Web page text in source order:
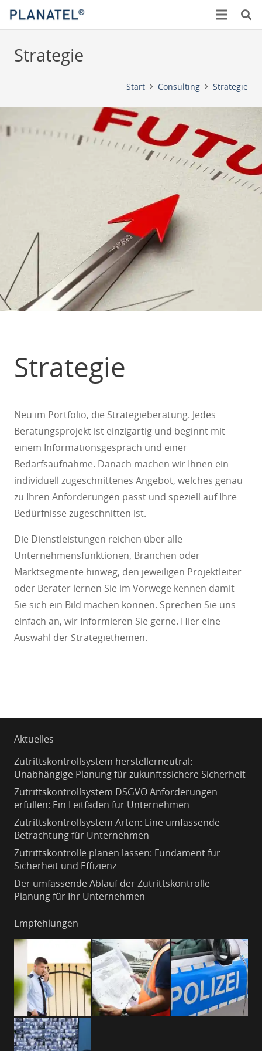
Strategie
Start Consulting Strategie
Strategie
Neu im Portfolio, die Strategieberatung. Jedes
Beratungsprojekt ist einzigartig und beginnt mit
einem Informationsgespräch und einer
Bedarfsaufnahme. Danach machen wir Ihnen ein
individuell zugeschnittenes Angebot, welches genau
zu Ihren Anforderungen passt und speziell auf Ihre
Bedürfnisse zugeschnitten ist.
Die Dienstleistungen reichen über alle
Unternehmensfunktionen, Branchen oder
Marktsegmente hinweg, den jeweiligen Projektleiter
oder Berater lernen Sie im Vorwege kennen damit
Sie sich ein Bild machen können. Sprechen Sie uns
einfach an, wir Informieren Sie gerne. Hier eine
Auswahl der Strategiethemen.
Aktuelles
Zutrittskontrollsystem herstellerneutral:
Unabhängige Planung für zukunftssichere Sicherheit
Zutrittskontrollsystem DSGVO Anforderungen
erfüllen: Ein Leitfaden für Unternehmen
Zutrittskontrollsystem Arten: Eine umfassende
Betrachtung für Unternehmen
Zutrittskontrolle planen lassen: Fundament für
Sicherheit und Effizienz
Der umfassende Ablauf der Zutrittskontrolle
Planung für Ihr Unternehmen
Empfehlungen